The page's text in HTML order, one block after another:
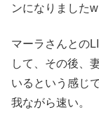
ンになりましたw
マーラさんとの
して、その後、
いるという感じで
我ながら速い。